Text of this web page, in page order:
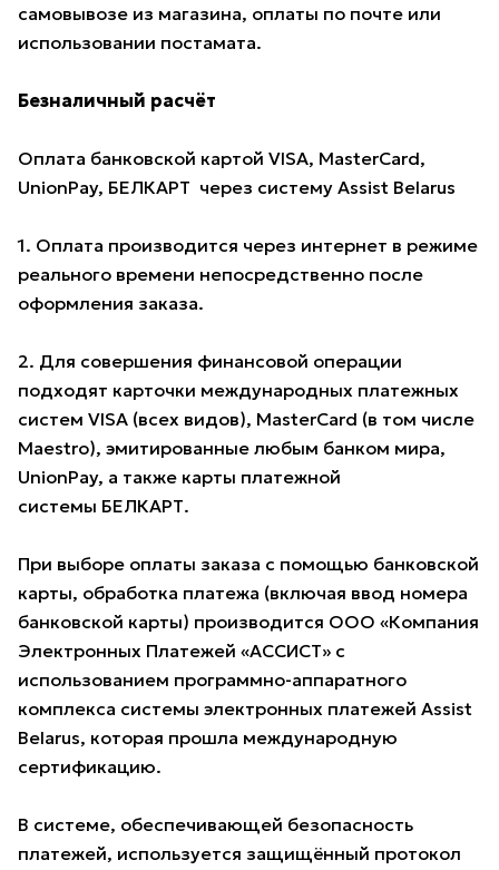
самовывозе из магазина, оплаты по почте или
использовании постамата.
Безналичный расчёт
Оплата банковской картой VISA, MasterCard,
UnionPay, БЕЛКАРТ через систему Assist Belarus
1. Оплата производится через интернет в режиме
реального времени непосредственно после
оформления заказа.
2. Для совершения финансовой операции
подходят карточки международных платежных
систем VISA (всех видов), MasterCard (в том числе
Maestro), эмитированные любым банком мира,
UnionPay, а также карты платежной
системы БЕЛКАРТ.
При выборе оплаты заказа с помощью банковской
карты, обработка платежа (включая ввод номера
банковской карты) производится ООО «Компания
Электронных Платежей «АССИСТ» с
использованием программно-аппаратного
комплекса системы электронных платежей Assist
Belarus, которая прошла международную
сертификацию.
В системе, обеспечивающей безопасность
платежей, используется защищённый протокол